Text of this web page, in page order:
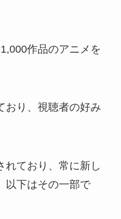
作品のアニメを
おり、視聴者の好み
れており、常に新し
以下はその一部で